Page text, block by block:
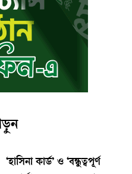
‘হাসিনা কার্ড’ ও ‘বন্ধুত্বপূর্ণ